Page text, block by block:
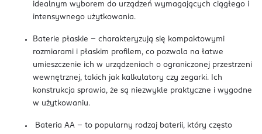
idealnym wyborem do urządzeń wymagających ciągłego i
intensywnego użytkowania.
Baterie płaskie – charakteryzują się kompaktowymi
rozmiarami i płaskim profilem, co pozwala na łatwe
umieszczenie ich w urządzeniach o ograniczonej przestrzeni
wewnętrznej, takich jak kalkulatory czy zegarki. Ich
konstrukcja sprawia, że są niezwykle praktyczne i wygodne
w użytkowaniu.
Bateria AA – to popularny rodzaj baterii, który często